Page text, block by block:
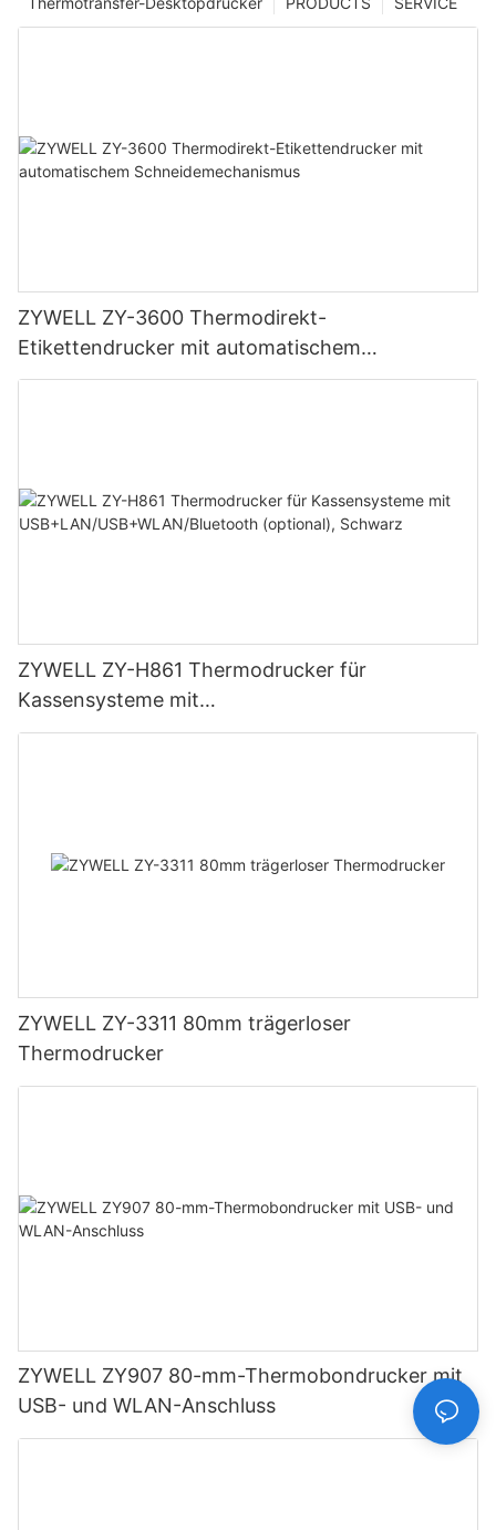
ZYWELL ZY-3600 Thermodirekt-
Etikettendrucker mit automatischem
Schneidemechanismus
ZYWELL ZY-H861 Thermodrucker für
Kassensysteme mit
USB+LAN/USB+WLAN/Bluetooth (optional),
ZYWELL ZY-3311 80mm trägerloser
Thermodrucker
ZYWELL ZY907 80-mm-Thermobondrucker mit
USB- und WLAN-Anschluss